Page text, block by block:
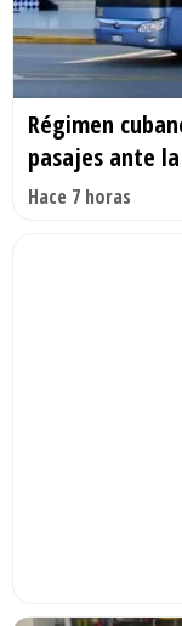
Régimen
pasajes ante
Hace 7 horas